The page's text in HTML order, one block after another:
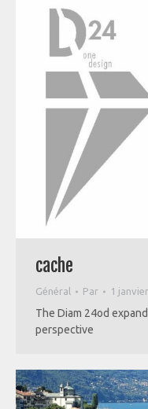
cache
Général Par 1
The Diam 24od
perspective